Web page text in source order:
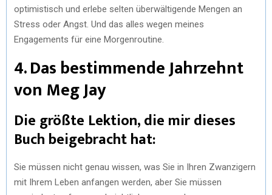
optimistisch und erlebe selten überwältigende Mengen an
Stress oder Angst. Und das alles wegen meines
Engagements für eine Morgenroutine.
4. Das bestimmende Jahrzehnt
von Meg Jay
Die größte Lektion, die mir dieses
Buch beigebracht hat:
Sie müssen nicht genau wissen, was Sie in Ihren Zwanzigern
mit Ihrem Leben anfangen werden, aber Sie müssen